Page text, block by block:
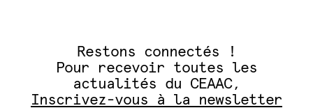
Restons connectés !
Pour recevoir toutes les
actualités du CEAAC,
Inscrivez-vous à la newsletter